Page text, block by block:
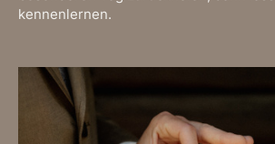
kennenlernen.